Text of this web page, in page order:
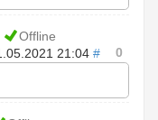
Offline
21:04 # 0